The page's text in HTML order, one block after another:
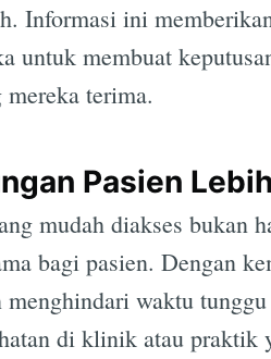
Informasi ini
untuk membuat
mereka terima.
Pasien
mudah diakses bukan
bagi pasien. Dengan
waktu
di klinik atau praktik